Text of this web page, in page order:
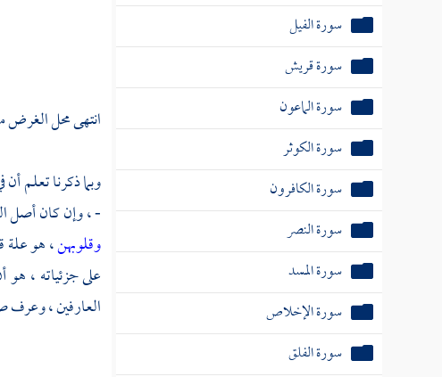
سورة الفيل
سورة قريش
سورة الماعون
سورة الكوثر
سورة الكافرون
سورة النصر
سورة المسد
سورة الإخلاص
سورة الفلق
انتهى محل الغرض
وبما ذكرنا تعلم
- ، وإن كان أصل
وقلوبهن، هو علة
على جزئياته ،
العارفين ، وعرف